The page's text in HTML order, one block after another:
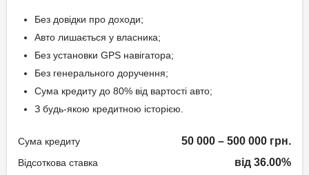
Документи та
підтвердження доходу
Паспорт;
(РНОКПП);
Свідоцтво про реєстрацію
Без довідки про доходи;
Авто лишається у власника;
Без установки GPS навігатора;
Без генерального доручення;
Сума кредиту до 80% від вартості авто;
З будь-якою кредитною історією.
Сума кредиту 50 000 – 500 000 грн.
Відсоткова ставка від 36.00%